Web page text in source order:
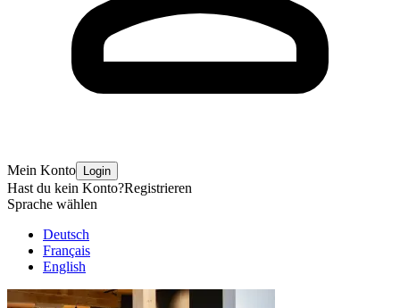
Mein Konto Login
Hast du kein Konto?Registrieren
Sprache wählen
Deutsch
Français
English